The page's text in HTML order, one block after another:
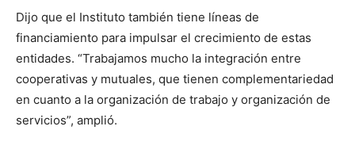
Dijo que el Instituto también tiene líneas de
financiamiento para impulsar el crecimiento de estas
entidades. “Trabajamos mucho la integración entre
cooperativas y mutuales, que tienen complementariedad
en cuanto a la organización de trabajo y organización de
servicios”, amplió.